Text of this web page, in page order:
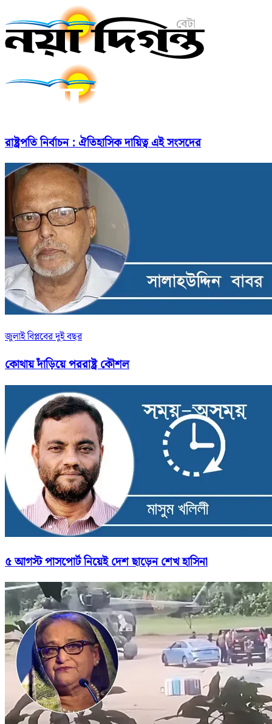
রাষ্ট্রপতি নির্বাচন : ঐতিহাসিক দায়িত্ব এই সংসদের
জুলাই বিপ্লবের দুই বছর
কোথায় দাঁড়িয়ে পররাষ্ট্র কৌশল
৫ আগস্ট পাসপোর্ট নিয়েই দেশ ছাড়েন শেখ হাসিনা